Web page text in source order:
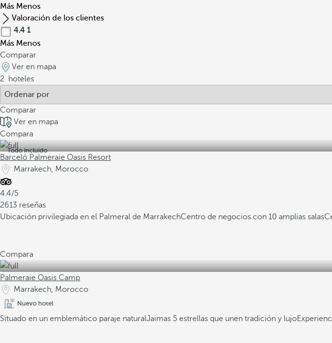
Más Menos
Valoración de los clientes
4.4 1
Más Menos
Comparar
Ver en mapa
2
hoteles
Comparar
Ver en mapa
Compara
Todo incluido
Barceló Palmeraie Oasis Resort
Marrakech, Morocco
4.4/5
2613 reseñas
Ubicación privilegiada en el Palmeral de MarrakechCentro de negocios con 10 amplias salas
Compara
Palmeraie Oasis Camp
Marrakech, Morocco
Nuevo hotel
Situado en un emblemático paraje naturalJaimas 5 estrellas que unen tradición y lujo